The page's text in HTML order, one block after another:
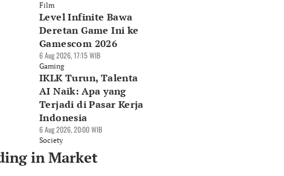
Film
Level Infinite Bawa
Deretan Game Ini ke
Gamescom 2026
6 Aug 2026, 17:15 WIB
Gaming
IKLK Turun, Talenta
AI Naik: Apa yang
Terjadi di Pasar Kerja
Indonesia
6 Aug 2026, 20:00 WIB
Society
in Market